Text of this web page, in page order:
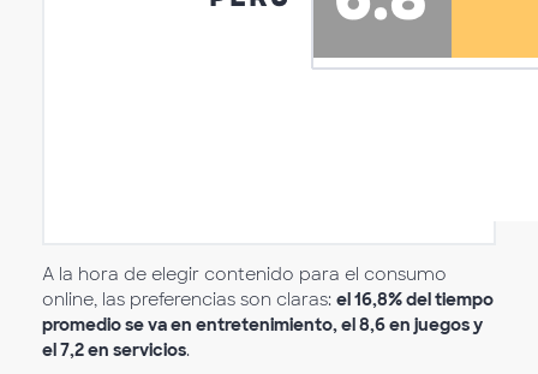
A la hora de elegir contenido para el consumo
online, las preferencias son claras: el 16,8% del tiempo
promedio se va en entretenimiento, el 8,6 en juegos y
el 7,2 en servicios.